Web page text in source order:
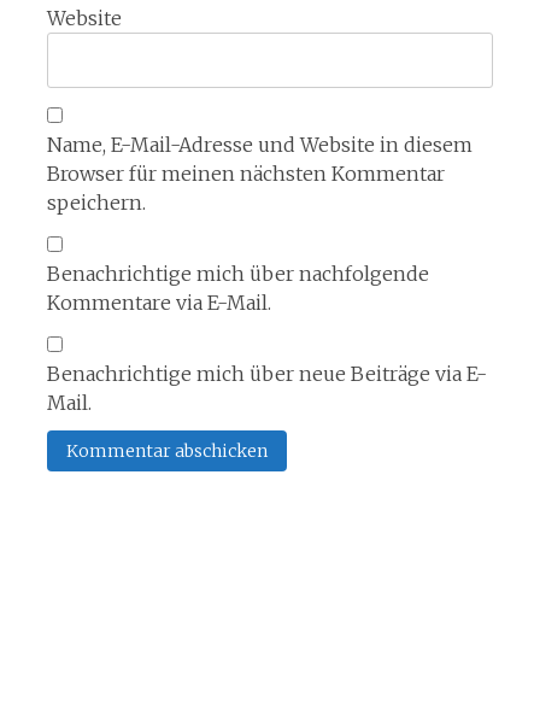
Website
Name, E-Mail-Adresse und Website in diesem
Browser für meinen nächsten Kommentar
speichern.
Benachrichtige mich über nachfolgende
Kommentare via E-Mail.
Benachrichtige mich über neue Beiträge via E-
Mail.